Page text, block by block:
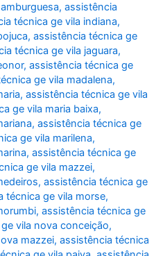
,assistência
técnica ge vila indiana,
,assistência técnica ge
técnica ge vila jaguara,
,assistência técnica ge
ge vila madalena,
,assistência técnica ge vila
ge vila maria baixa,
,assistência técnica ge
ge vila marilena,
,assistência técnica ge
ge vila mazzei,
,assistência técnica ge
técnica ge vila morse,
,assistência técnica ge
vila nova conceição,
mazzei,assistência técnica